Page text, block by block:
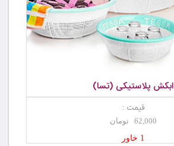
ابکش پلاستیکی (تسا)
قیمت :
62,000 تومان
1 خاور